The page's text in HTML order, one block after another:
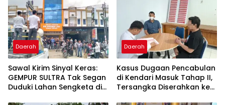
Daerah
Sawal Kirim Sinyal Keras:
GEMPUR SULTRA Tak Segan
Duduki Lahan Sengketa di
Daerah
Kasus Dugaan Pencabulan
di Kendari Masuk Tahap II,
Tersangka Diserahkan ke